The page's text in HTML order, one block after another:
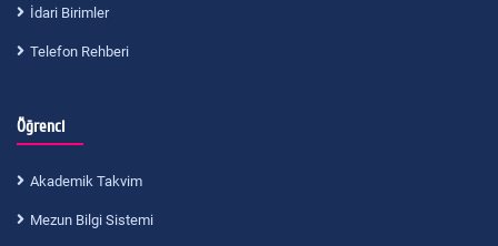
İdari Birimler
Telefon Rehberi
Öğrenci
Akademik Takvim
Mezun Bilgi Sistemi